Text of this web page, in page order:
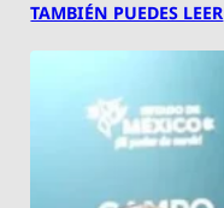
TAMBIÉN PUEDES LEER